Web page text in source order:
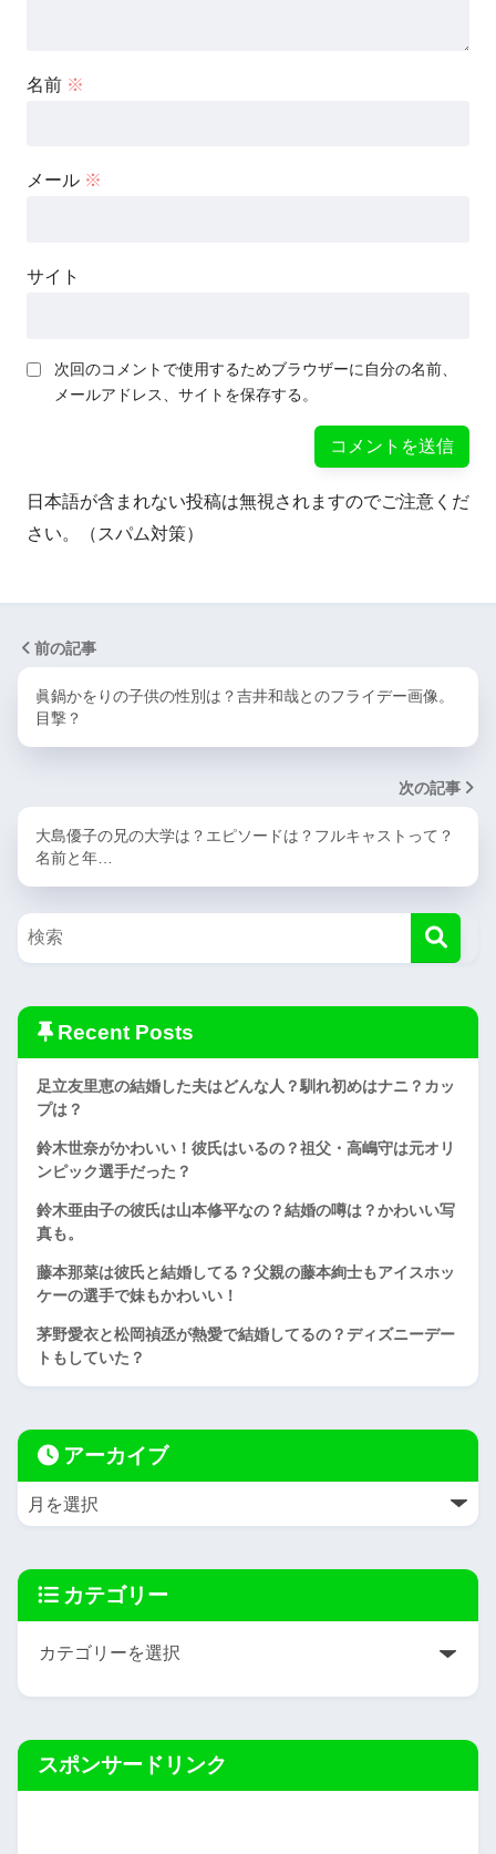
名前 ※
メール ※
サイト
次回のコメントで使用するためブラウザーに自分の名前、
メールアドレス、サイトを保存する。
日本語が含まれない投稿は無視されますのでご注意くだ
さい。（スパム対策）
前の記事
眞鍋かをりの子供の性別は？吉井和哉とのフライデー画像。
目撃？
次の記事
大島優子の兄の大学は？エピソードは？フルキャストって？
名前と年…
Recent Posts
足立友里恵の結婚した夫はどんな人？馴れ初めはナニ？カッ
プは？
鈴木世奈がかわいい！彼氏はいるの？祖父・高嶋守は元オリ
ンピック選手だった？
鈴木亜由子の彼氏は山本修平なの？結婚の噂は？かわいい写
真も。
藤本那菜は彼氏と結婚してる？父親の藤本絢士もアイスホッ
ケーの選手で妹もかわいい！
茅野愛衣と松岡禎丞が熱愛で結婚してるの？ディズニーデー
トもしていた？
アーカイブ
カテゴリー
スポンサードリンク